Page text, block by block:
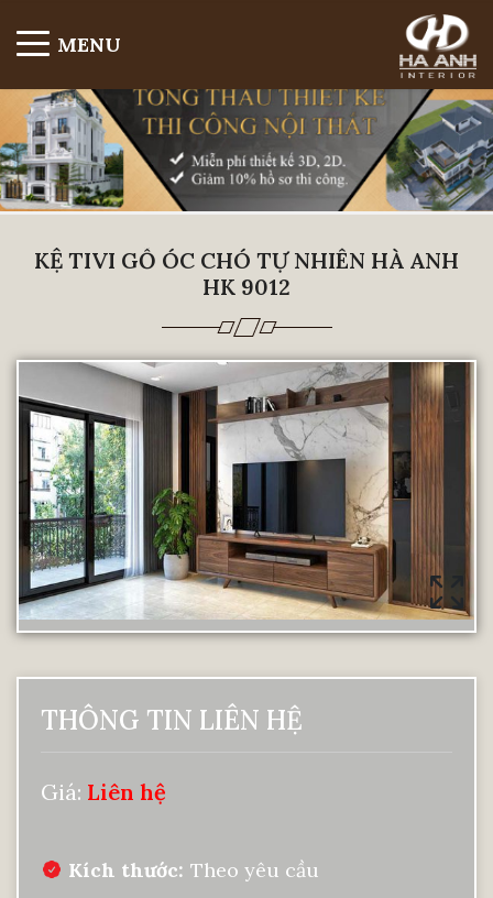
MENU
KỆ TIVI GỖ ÓC CHÓ TỰ NHIÊN HÀ ANH
HK 9012
THÔNG TIN LIÊN HỆ
Giá: Liên hệ
Kích thước Theo yêu cầu